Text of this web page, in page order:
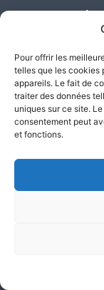
Pour offrir les
telles que les cookies
appareils. Le fait de
traiter des données
uniques sur ce site.
consentement peut
et fonctions.
A propos des
Service « Avis en
processus de
Nos
Pôle
Pôle constat
Pôle constats
Pôle jeux-
Pôle